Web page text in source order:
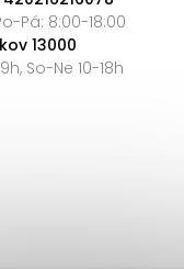
Pá: 8:00-18:00
13000
So-Ne 10-18h